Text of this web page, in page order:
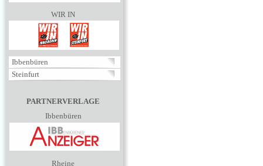
WIR IN
Ibbenbüren
Steinfurt
PARTNERVERLAGE
Ibbenbüren
Rheine